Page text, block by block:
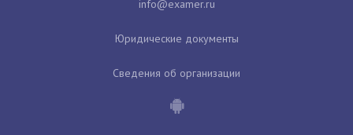
Юридические документы
Сведения об организации